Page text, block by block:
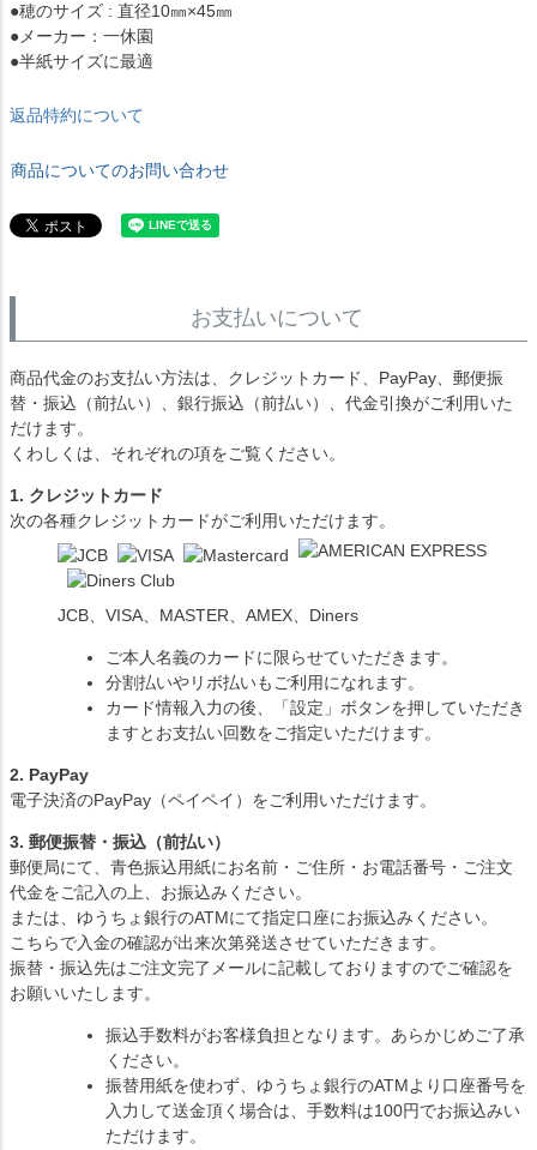
●穂のサイズ : 直径10㎜×45㎜
●メーカー：一休園
●半紙サイズに最適
返品特約について
商品についてのお問い合わせ
お支払いについて
商品代金のお支払い方法は、クレジットカード、PayPay、郵便振
替・振込（前払い）、銀行振込（前払い）、代金引換がご利用いた
だけます。
くわしくは、それぞれの項をご覧ください。
1. クレジットカード
次の各種クレジットカードがご利用いただけます。
JCB、VISA、MASTER、AMEX、Diners
ご本人名義のカードに限らせていただきます。
分割払いやリボ払いもご利用になれます。
カード情報入力の後、「設定」ボタンを押していただき
ますとお支払い回数をご指定いただけます。
2. PayPay
電子決済のPayPay（ペイペイ）をご利用いただけます。
3. 郵便振替・振込（前払い）
郵便局にて、青色振込用紙にお名前・ご住所・お電話番号・ご注文
代金をご記入の上、お振込みください。
または、ゆうちょ銀行のATMにて指定口座にお振込みください。
こちらで入金の確認が出来次第発送させていただきます。
振替・振込先はご注文完了メールに記載しておりますのでご確認を
お願いいたします。
振込手数料がお客様負担となります。あらかじめご了承
ください。
振替用紙を使わず、ゆうちょ銀行のATMより口座番号を
入力して送金頂く場合は、手数料は100円でお振込みい
ただけます。